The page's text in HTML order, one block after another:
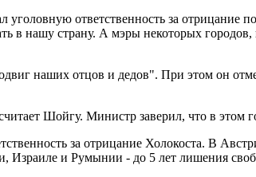
ответственность за
в нашу страну. А мэры некоторых
наших отцов и дедов". При этом он
Шойгу. Министр заверил, что в этом
за отрицание Холокоста. В
Израиле и Румынии - до 5 лет лишения